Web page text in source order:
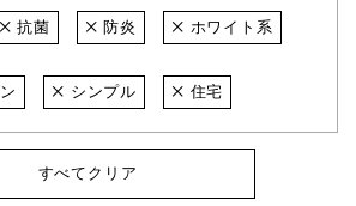
抗菌 防炎 ホワイト系
シンプル 住宅
すべてクリア